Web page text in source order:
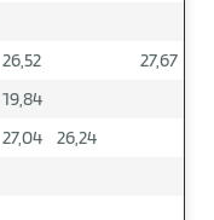
26,52
27,67
19,84
27,04
26,24